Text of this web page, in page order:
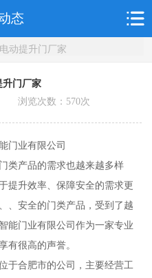
态
动提升门厂家
升门厂家
浏览次数： 570次
门业有限公司
类产品的需求也越来越多样
提升效率、保障安全的需求更
、安全的门类产品，受到了越
能门业有限公司作为一家专业
有很高的声誉。
于合肥市的公司，主要经营工